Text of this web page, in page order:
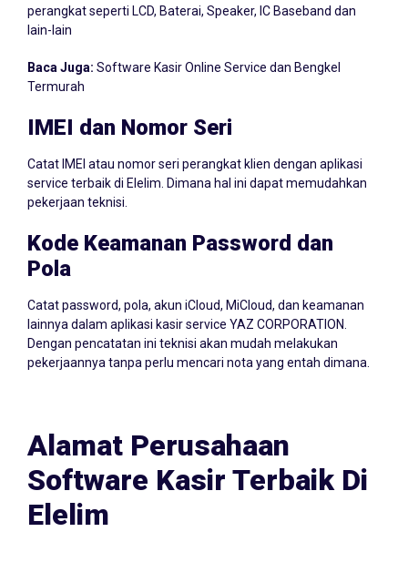
perangkat seperti LCD, Baterai, Speaker, IC Baseband dan
lain-lain
Baca Juga: Software Kasir Online Service dan Bengkel
Termurah
IMEI dan Nomor Seri
Catat IMEI atau nomor seri perangkat klien dengan aplikasi
service terbaik di Elelim. Dimana hal ini dapat memudahkan
pekerjaan teknisi.
Kode Keamanan Password dan
Pola
Catat password, pola, akun iCloud, MiCloud, dan keamanan
lainnya dalam aplikasi kasir service YAZ CORPORATION.
Dengan pencatatan ini teknisi akan mudah melakukan
pekerjaannya tanpa perlu mencari nota yang entah dimana.
Alamat Perusahaan
Software Kasir Terbaik Di
Elelim